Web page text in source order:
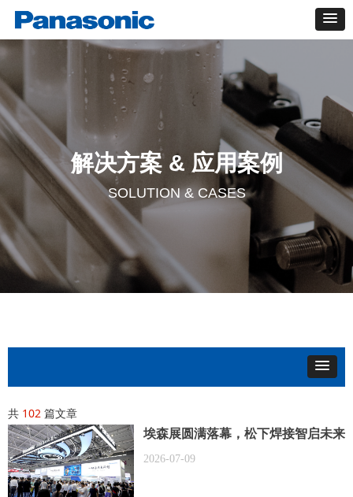
解决方案 & 应用案例
SOLUTION & CASES
共 102 篇文章
埃森展圆满落幕，松下焊接智启未来
2026-07-09